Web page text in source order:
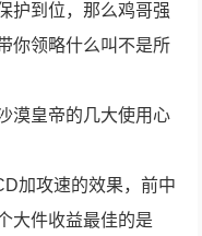
护到位，那么鸡哥强
你领略什么叫不是所
漠皇帝的几大使用心
加攻速的效果，前中
大件收益最佳的是